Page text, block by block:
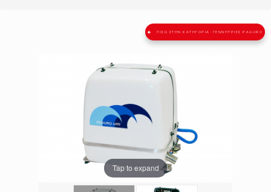
ΠΊΣΩ ΣΤΗΝ ΚΑΤΗΓΟΡΊΑ: ΓΕΝΝΉΤΡΙΕΣ PAGURO
Tap to expand